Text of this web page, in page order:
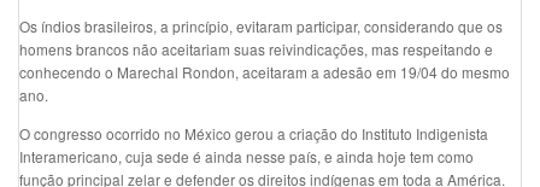
Os índios brasileiros, a princípio, evitaram participar, considerando que os
homens brancos não aceitariam suas reivindicações, mas respeitando e
conhecendo o Marechal Rondon, aceitaram a adesão em 19/04 do mesmo
ano.
O congresso ocorrido no México gerou a criação do Instituto Indigenista
Interamericano, cuja sede é ainda nesse país, e ainda hoje tem como
função principal zelar e defender os direitos indígenas em toda a América.